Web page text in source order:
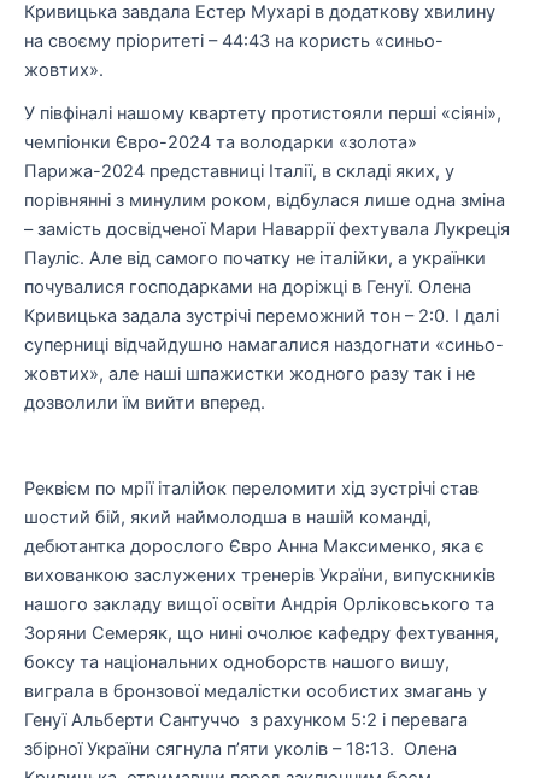
Кривицька завдала Естер Мухарі в додаткову хвилину
на своєму пріоритеті – 44:43 на користь «синьо-
жовтих».
У півфіналі нашому квартету протистояли перші «сіяні»,
чемпіонки Євро-2024 та володарки «золота»
Парижа-2024 представниці Італії, в складі яких, у
порівнянні з минулим роком, відбулася лише одна зміна
– замість досвідченої Мари Наваррії фехтувала Лукреція
Пауліс. Але від самого початку не італійки, а українки
почувалися господарками на доріжці в Генуї. Олена
Кривицька задала зустрічі переможний тон – 2:0. І далі
суперниці відчайдушно намагалися наздогнати «синьо-
жовтих», але наші шпажистки жодного разу так і не
дозволили їм вийти вперед.
Реквієм по мрії італійок переломити хід зустрічі став
шостий бій, який наймолодша в нашій команді,
дебютантка дорослого Євро Анна Максименко, яка є
вихованкою заслужених тренерів України, випускників
нашого закладу вищої освіти Андрія Орліковського та
Зоряни Семеряк, що нині очолює кафедру фехтування,
боксу та національних одноборств нашого вишу,
виграла в бронзової медалістки особистих змагань у
Генуї Альберти Сантуччо з рахунком 5:2 і перевага
збірної України сягнула п’яти уколів – 18:13. Олена